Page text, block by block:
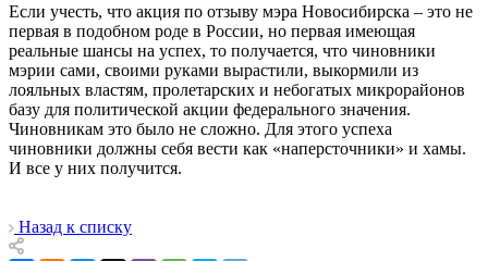
Если учесть, что акция по отзыву мэра Новосибирска – это не
первая в подобном роде в России, но первая имеющая
реальные шансы на успех, то получается, что чиновники
мэрии сами, своими руками вырастили, выкормили из
лояльных властям, пролетарских и небогатых микрорайонов
базу для политической акции федерального значения.
Чиновникам это было не сложно. Для этого успеха
чиновники должны себя вести как «наперсточники» и хамы.
И все у них получится.
Назад к списку